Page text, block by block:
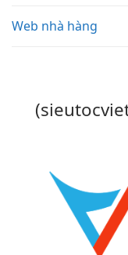
Web nhà hàng